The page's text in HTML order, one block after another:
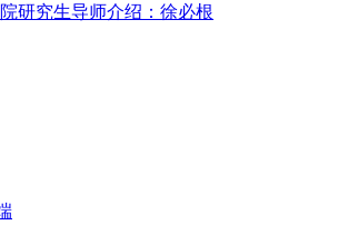
研究生导师介绍：徐必根